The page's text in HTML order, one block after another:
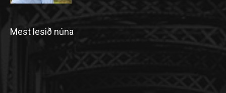
Mest lesið núna